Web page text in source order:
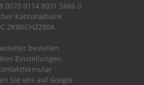
0070 0114 8031 5666 0
Kantonalbank
ZKBKCHZZ80A
bestellen
Einstellungen
Sie uns auf Google